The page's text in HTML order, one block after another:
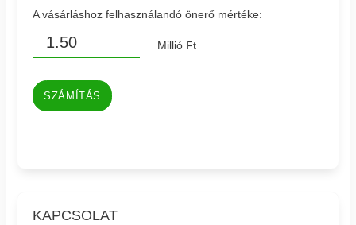
A vásárláshoz felhasználandó önerő mértéke:
Millió Ft
SZÁMÍTÁS
KAPCSOLAT